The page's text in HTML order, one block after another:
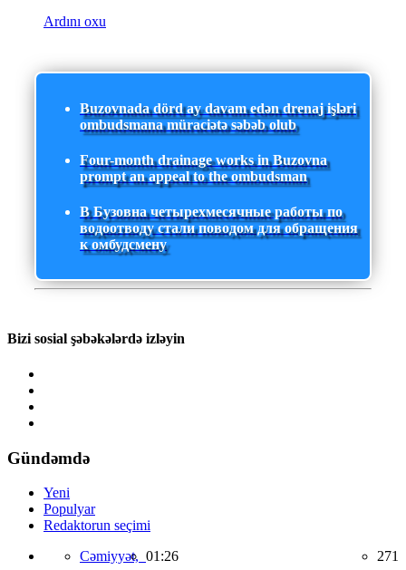
Ardını oxu
Buzovnada dörd ay davam edən drenaj işləri
ombudsmana müraciətə səbəb olub
Four-month drainage works in Buzovna
prompt an appeal to the ombudsman
В Бузовна четырехмесячные работы по
водоотводу стали поводом для обращения
к омбудсмену
Bizi sosial şəbəkələrdə izləyin
Gündəmdə
Yeni
Populyar
Redaktorun seçimi
Cəmiyyət, 01:26 271